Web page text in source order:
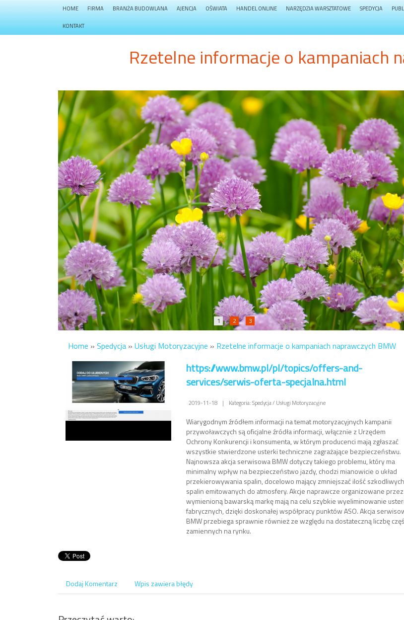
HOME FIRMA BRANŻA BUDOWLANA AJENCJA OŚWIATA HANDEL ONLINE NARZĘDZIA WARSZTATOWE SPEDYCJA
KONTAKT
Rzetelne informacje o kampaniach
1 2 3
Home » Spedycja » Usługi Motoryzacyjne » Rzetelne informacje o kampaniach naprawczych BMW
https://www.bmw.pl/pl/topics/offers-and-
services/serwis-oferta-specjalna.html
2019-11-18 | Kategoria: Spedycja / Usługi Motoryzacyjne
Wiarygodnym źródłem informacji na temat motoryzacyjnych kampanii
przywoławczych są oficjalne źródła informacji, włącznie z Urzędem
Ochrony Konkurencji i konsumenta, w którym producenci mają zgłaszać
wszystkie stwierdzone usterki techniczne zagrażające bezpieczeństwu.
Najnowsza akcja serwisowa BMW dotyczy takiego problemu, który ma
minimalny wpływ na bezpieczeństwo jazdy, chodzi mianowicie o układ
przekierowywania spalin, docelowo mający zmniejszać ilość szkodliwych
spalin emitowanych do atmosfery. Akcje naprawcze organizowane przez
wymienioną bawarską markę mają na celu szybkie wyeliminowanie
fabrycznych, dzięki doskonałej współpracy punktów ASO. Akcja
BMW przebiega sprawnie również ze względu na dostateczną liczbę
zamiennych na rynku.
Dodaj Komentarz Wpis zawiera błędy